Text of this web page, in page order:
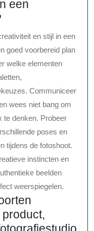
een
en stijl in een
goed voorbereid plan
welke elementen
Communiceer
wees niet bang om
te denken. Probeer
poses en
tijdens de fotoshoot.
instincten en
beelden
weerspiegelen.